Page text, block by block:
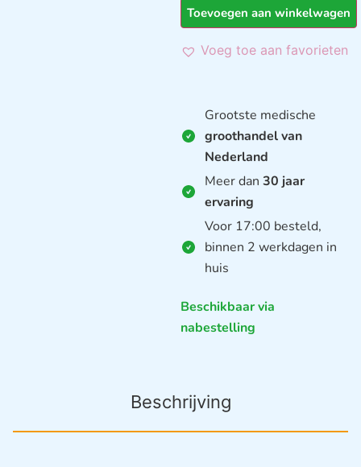
Toevoegen aan winkelwagen
Voeg toe aan favorieten
Grootste medische
groothandel van
Nederland
Meer dan 30 jaar
ervaring
Voor 17:00 besteld,
binnen 2 werkdagen in
huis
Beschikbaar via
nabestelling
Beschrijving